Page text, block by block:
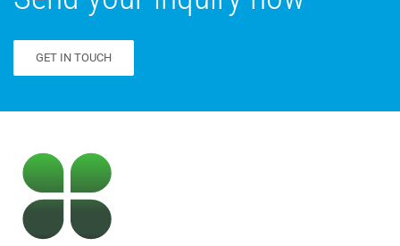
GET IN TOUCH